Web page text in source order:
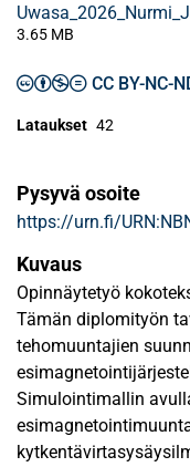
3.65 MB
CC BY-NC-
Lataukset 42
Pysyvä osoite
https://urn.fi/
Kuvaus
Opinnäytetyö
Tämän diplomityön
tehomuuntajien
Simulointimallin